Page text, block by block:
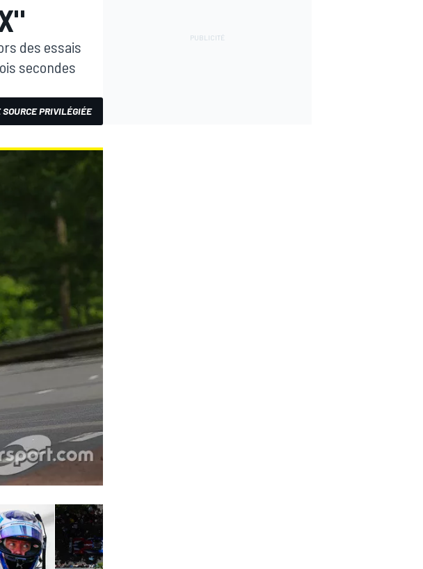
des essais
secondes
PRIVILÉGIÉE